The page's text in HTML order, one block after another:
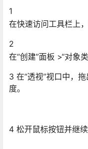
1
在快速访问工具栏上，
2
在“创建”面板 >“对象
3 在“透视”视口中，
度。
4 松开鼠标按钮并继